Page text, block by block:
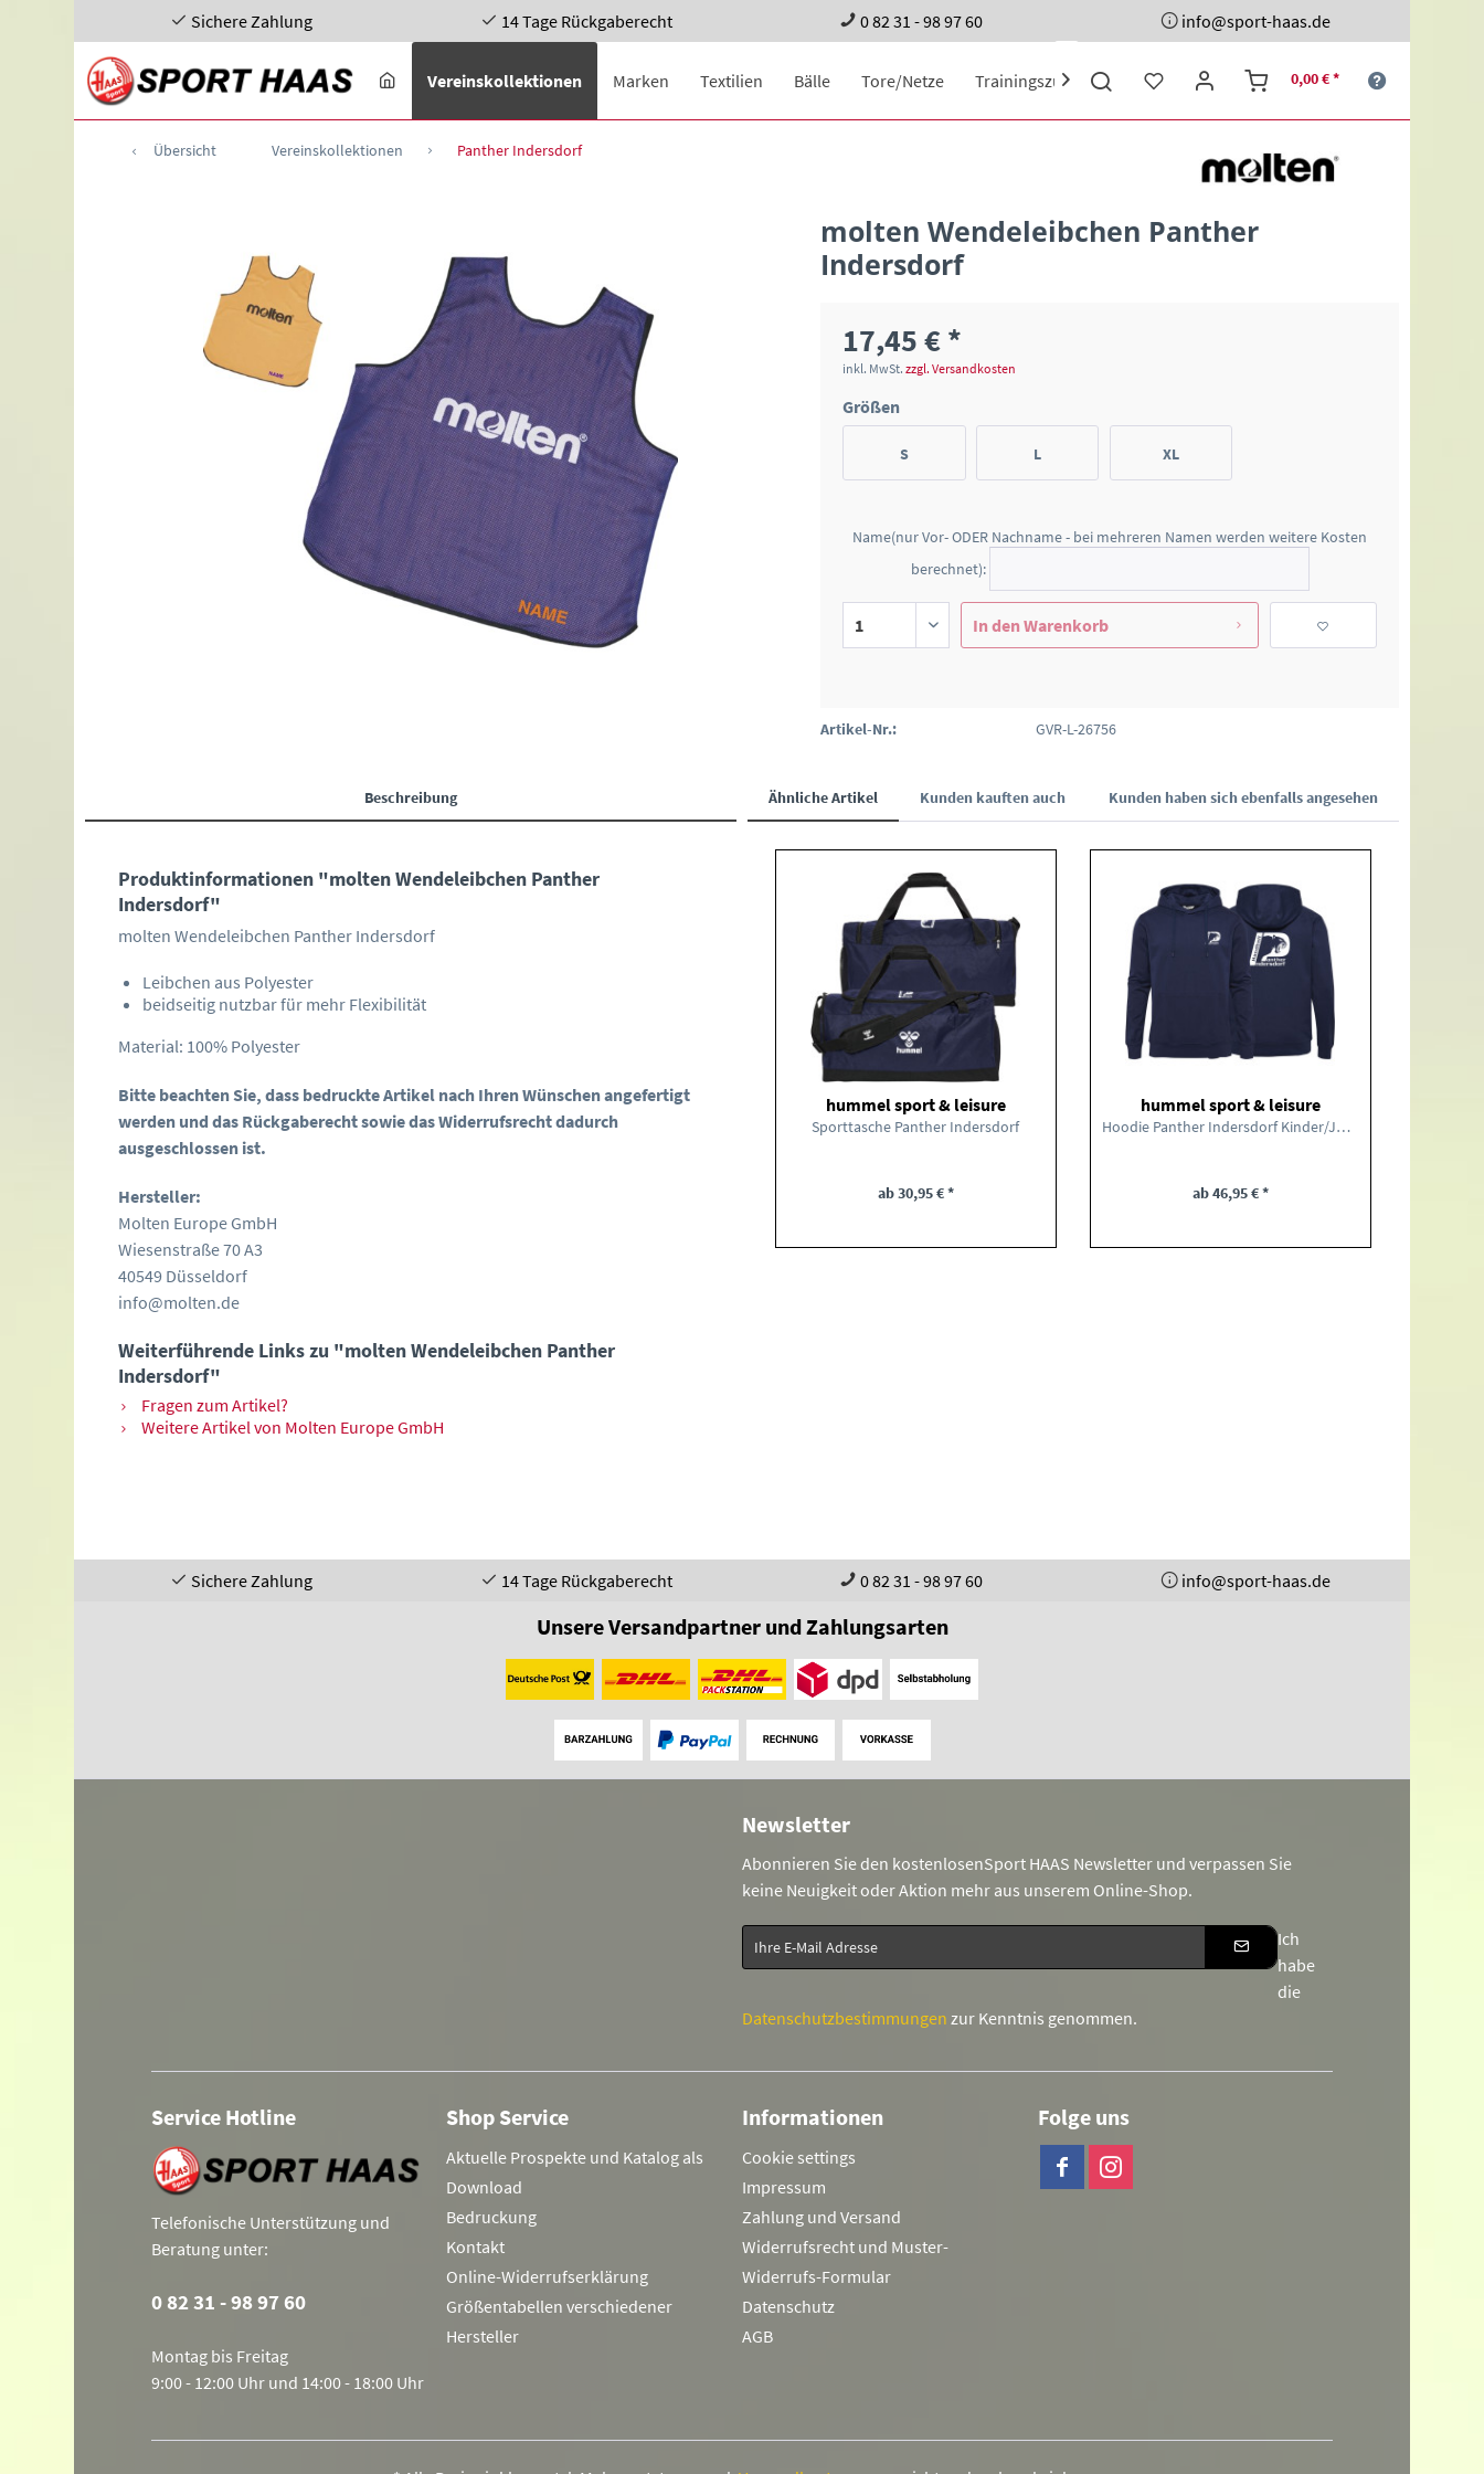
Sichere Zahlung 14 Tage Rückgaberecht 0 82 31 - 98 97 60 info@sport-haas.de
Vereinskollektionen Marken Textilien Bälle Tore/Netze Trainingszubehör Ehrenpreise Sporttaschen
 0,00 € *
Übersicht Vereinskollektionen Panther Indersdorf
molten Wendeleibchen Panther
Indersdorf
17,45 € *
inkl. MwSt.zzgl. Versandkosten
Größen
S L XL
Name(nur Vor- ODER Nachname - bei mehreren Namen werden weitere Kosten
berechnet):
In den Warenkorb
Artikel-Nr.: GVR-L-26756
Beschreibung
Produktinformationen "molten Wendeleibchen Panther
Indersdorf"
molten Wendeleibchen Panther Indersdorf
Leibchen aus Polyester
beidseitig nutzbar für mehr Flexibilität
Material: 100% Polyester
Bitte beachten Sie, dass bedruckte Artikel nach Ihren Wünschen angefertigt
werden und das Rückgaberecht sowie das Widerrufsrecht dadurch
ausgeschlossen ist.
Hersteller:
Molten Europe GmbH
Wiesenstraße 70 A3
40549 Düsseldorf
info@molten.de
Weiterführende Links zu "molten Wendeleibchen Panther
Indersdorf"
Fragen zum Artikel?
Weitere Artikel von Molten Europe GmbH
Ähnliche Artikel Kunden kauften auch Kunden haben sich ebenfalls angesehen
hummel sport & leisure
Sporttasche Panther Indersdorf
ab 30,95 € *
hummel sport & leisure
Hoodie Panther Indersdorf Kinder/Jugend
ab 46,95 € *
Sichere Zahlung 14 Tage Rückgaberecht 0 82 31 - 98 97 60 info@sport-haas.de
Unsere Versandpartner und Zahlungsarten
Newsletter
Abonnieren Sie den kostenlosenSport HAAS Newsletter und verpassen Sie
keine Neuigkeit oder Aktion mehr aus unserem Online-Shop.
Ich
habe
die
Datenschutzbestimmungen zur Kenntnis genommen.
Service Hotline
Telefonische Unterstützung und
Beratung unter:
0 82 31 - 98 97 60
Montag bis Freitag
9:00 - 12:00 Uhr und 14:00 - 18:00 Uhr
Shop Service
Aktuelle Prospekte und Katalog als
Download
Bedruckung
Kontakt
Online-Widerrufserklärung
Größentabellen verschiedener
Hersteller
Informationen
Cookie settings
Impressum
Zahlung und Versand
Widerrufsrecht und Muster-
Widerrufs-Formular
Datenschutz
AGB
Folge uns